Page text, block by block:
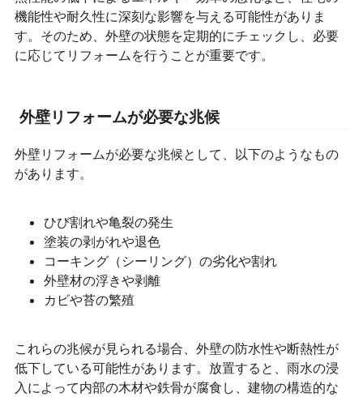
機能性や耐久性に深刻な影響を与える可能性がありま
す。そのため、外壁の状態を定期的にチェックし、必要
に応じてリフォームを行うことが重要です。
外壁リフォームが必要な兆候
外壁リフォームが必要な兆候として、以下のようなもの
があります。
ひび割れや亀裂の発生
塗装の剥がれや退色
コーキング（シーリング）の劣化や割れ
外壁材の浮きや剥離
カビや苔の繁殖
これらの兆候が見られる場合、外壁の防水性や断熱性が
低下している可能性があります。放置すると、雨水の浸
入によって内部の木材や鉄骨が腐食し、建物の構造的な